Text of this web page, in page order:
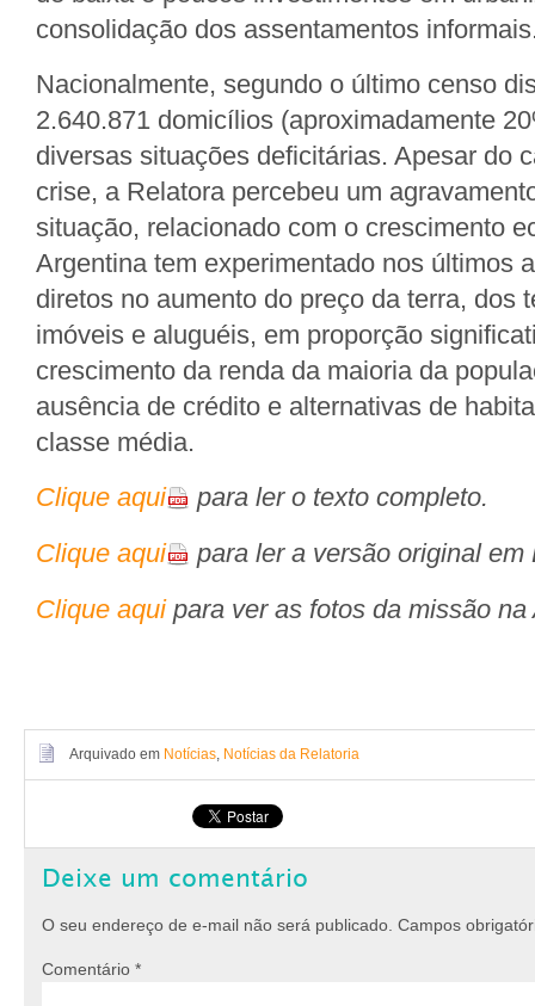
consolidação dos assentamentos
Nacionalmente, segundo o último censo
2.640.871 domicílios (aproximadamente
diversas situações deficitárias. Apesar do
crise, a Relatora percebeu um
situação, relacionado com o crescimento
Argentina tem experimentado nos últimos
diretos no aumento do preço da terra, dos
imóveis e aluguéis, em proporção
crescimento da renda da maioria da
ausência de crédito e alternativas de
classe média.
Clique aqui
para ler o texto completo.
Clique aqui
para ler a versão original em
Clique aquipara ver as fotos da missão na
Arquivado em Notícias, Notícias da Relatoria
Deixe um comentário
O seu endereço de e-mail não será publicado. Campos
Comentário *